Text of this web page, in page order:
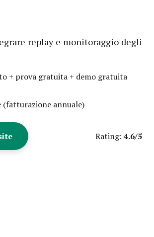
replay e monitoraggio degli
+ prova gratuita + demo gratuita
(fatturazione annuale)
Rating: 4.6/5